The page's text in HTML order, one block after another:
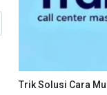
Trik Solusi Cara